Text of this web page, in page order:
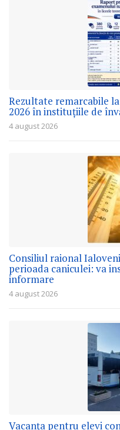
Rezultate remarcabile
2026 în instituțiile de
4 august 2026
Consiliul raional
perioada caniculei: va
informare
4 august 2026
Vacanța pentru elevi